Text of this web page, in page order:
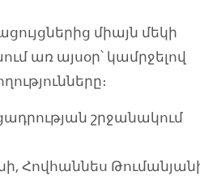
միայն մեկի
առ այսօր՝ կամրջելով
շրջանակում
Հովհաննես